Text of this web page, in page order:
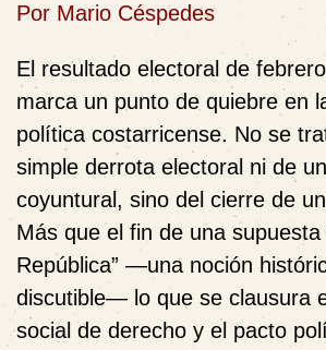
Por Mario Céspedes
El resultado electoral de
marca un punto de quiebre en
política costarricense. No se
simple derrota electoral ni de
coyuntural, sino del cierre de
Más que el fin de una supuesta
República” —una noción
discutible— lo que se clausura
social de derecho y el pacto